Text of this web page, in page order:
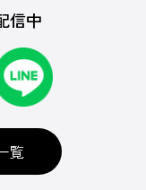
信中
覧